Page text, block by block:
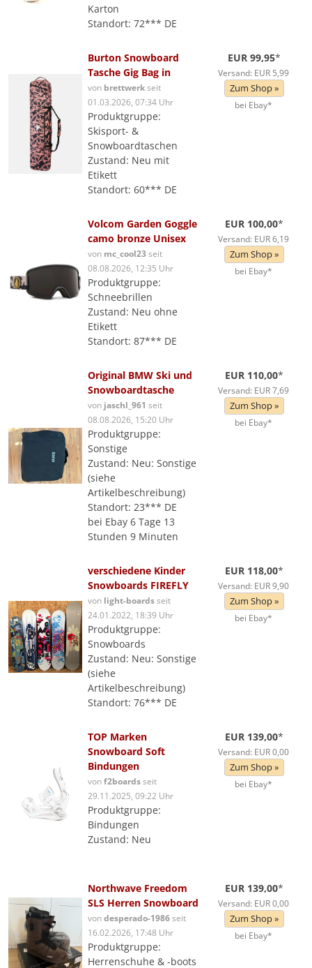
Karton
Standort: 72*** DE
Burton Snowboard
Tasche Gig Bag in
von brettwerkseit
01.03.2026, 07:34 Uhr
Produktgruppe:
Skisport- &
Snowboardtaschen
Zustand: Neu mit
Etikett
Standort: 60*** DE
EUR 99,95*
Versand: EUR 5,99
Zum Shop »
bei Ebay*
Volcom Garden Goggle
camo bronze Unisex
von mc_cool23seit
08.08.2026, 12:35 Uhr
Produktgruppe:
Schneebrillen
Zustand: Neu ohne
Etikett
Standort: 87*** DE
EUR 100,00*
Versand: EUR 6,19
Zum Shop »
bei Ebay*
Original BMW Ski und
Snowboardtasche
von jaschl_961 seit
08.08.2026, 15:20 Uhr
Produktgruppe:
Sonstige
Zustand: Neu: Sonstige
(siehe
Artikelbeschreibung)
Standort: 23*** DE
bei Ebay 6 Tage 13
Stunden 9 Minuten
EUR 110,00*
Versand: EUR 7,69
Zum Shop »
bei Ebay*
verschiedene Kinder
Snowboards FIREFLY
von light-boardsseit
24.01.2022, 18:39 Uhr
Produktgruppe:
Snowboards
Zustand: Neu: Sonstige
(siehe
Artikelbeschreibung)
Standort: 76*** DE
EUR 118,00*
Versand: EUR 9,90
Zum Shop »
bei Ebay*
TOP Marken
Snowboard Soft
Bindungen
vonf2boardsseit
29.11.2025, 09:22 Uhr
Produktgruppe:
Bindungen
Zustand: Neu
EUR 139,00*
Versand: EUR 0,00
Zum Shop »
bei Ebay*
Northwave Freedom
SLS Herren Snowboard
vondesperado-1986seit
16.02.2026, 17:48 Uhr
Produktgruppe:
Herrenschuhe & -boots
EUR 139,00*
Versand: EUR 0,00
Zum Shop »
bei Ebay*